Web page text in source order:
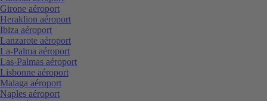
Girone aéroport
Heraklion aéroport
Ibiza aéroport
Lanzarote aéroport
La-Palma aéroport
Las-Palmas aéroport
Lisbonne aéroport
Malaga aéroport
Naples aéroport